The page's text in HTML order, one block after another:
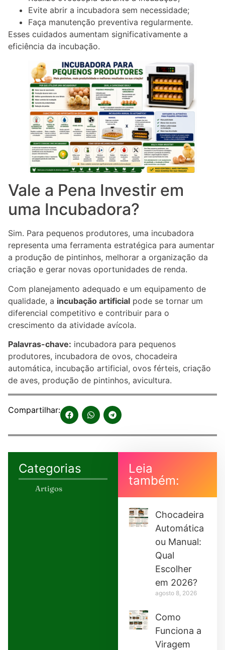
Evite abrir a incubadora sem necessidade;
Faça manutenção preventiva regularmente.
Esses cuidados aumentam significativamente a
eficiência da incubação.
Vale a Pena Investir em
uma Incubadora?
Sim. Para pequenos produtores, uma incubadora
representa uma ferramenta estratégica para aumentar
a produção de pintinhos, melhorar a organização da
criação e gerar novas oportunidades de renda.
Com planejamento adequado e um equipamento de
qualidade, a incubação artificial pode se tornar um
diferencial competitivo e contribuir para o
crescimento da atividade avícola.
Palavras-chave: incubadora para pequenos
produtores, incubadora de ovos, chocadeira
automática, incubação artificial, ovos férteis, criação
de aves, produção de pintinhos, avicultura.
Compartilhar:
Categorias
Artigos
Leia
também:
Chocadeira
Automática
ou Manual:
Qual
Escolher
em 2026?
agosto 8, 2026
Como
Funciona a
Viragem